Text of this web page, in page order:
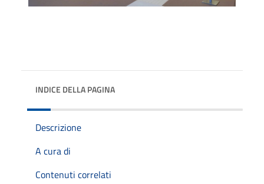
INDICE DELLA PAGINA
Descrizione
A cura di
Contenuti correlati